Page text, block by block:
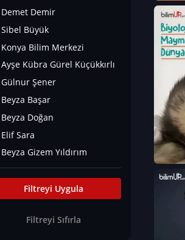
Astronomi ve Uzay
Noroloji
Matematik
Teknoloji
İklim Değişikliği
Arkeoloji
Kültür&Sanat
Yaşam Tavsiyeleri
Merakoloji
Eğitim Bilimleri
Demet Demir
Sibel Büyük
Konya Bilim Merkezi
Ayşe Kübra Gürel Küçükkırlı
Gülnur Şener
Beyza Başar
Beyza Doğan
Elif Sara
Beyza Gizem Yıldırım
İlknur İyigökler
Büşra Elif Kıvrak
Can TORUN
Filtreyi Uygula
Filtreyi Sıfırla